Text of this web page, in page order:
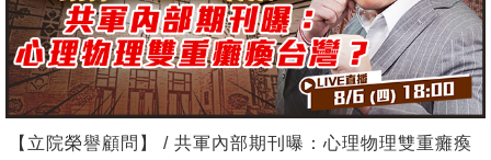
【立院榮譽顧問】 / 共軍內部期刊曝：心理物理雙重癱瘓